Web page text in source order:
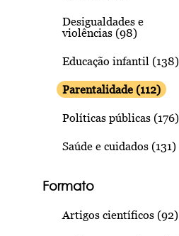
Desigualdades e
violências (98)
Educação infantil (138)
Parentalidade (112)
Políticas públicas (176)
Saúde e cuidados (131)
Formato
Artigos científicos (92)